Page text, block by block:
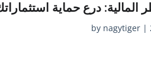
المالية: درع حماية